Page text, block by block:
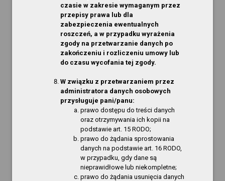
ZARZĄDZENIE NR 11/2025
DYREKTORA GRYFIŃSKIEGO DOMU KULTURY
Z DNIA 10 GRUDNIA 2025 R.
w sprawie zmiany załącznika Regulaminu
Gryfińskim Domu Kultury
Na podstawie art. 77² Kodeksu pracy,
uwzględniając w szczególności treść aktów
wykonawczych wydanych na podstawie art. 31 d,
ust. 1 ustawy z dnia 25 października 1991 r. o
organizowaniu i prowadzeniu działalności
kulturalnej (t.j. Dz. U. z 2024 r. poz. 87) zarządzam,
czasie w zakresie wymaganym przez
przepisy prawa lub dla
zabezpieczenia ewentualnych
roszczeń, a w przypadku wyrażenia
zgody na przetwarzanie danych po
zakończeniu i rozliczeniu umowy lub
do czasu wycofania tej zgody.
W związku z przetwarzaniem przez
administratora danych osobowych
przysługuje pani/panu:
prawo dostępu do treści danych
oraz otrzymywania ich kopii na
podstawie art. 15 RODO;
prawo do żądania sprostowania
danych na podstawie art. 16 RODO,
w przypadku, gdy dane są
nieprawidłowe lub niekompletne;
prawo do żądania usunięcia danych